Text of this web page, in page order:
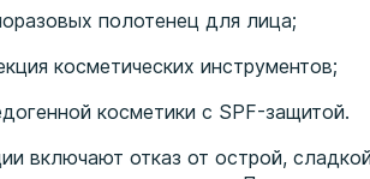
полотенец для лица;
косметических инструментов;
косметики с SPF-защитой.
включают отказ от острой,